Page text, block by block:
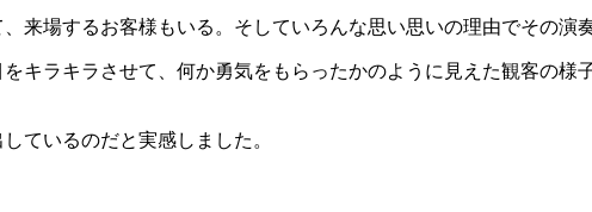
来場するお客様もいる。そしていろんな思い思いの理由でその演
キラキラさせて、何か勇気をもらったかのように見えた観客の様
ているのだと実感しました。